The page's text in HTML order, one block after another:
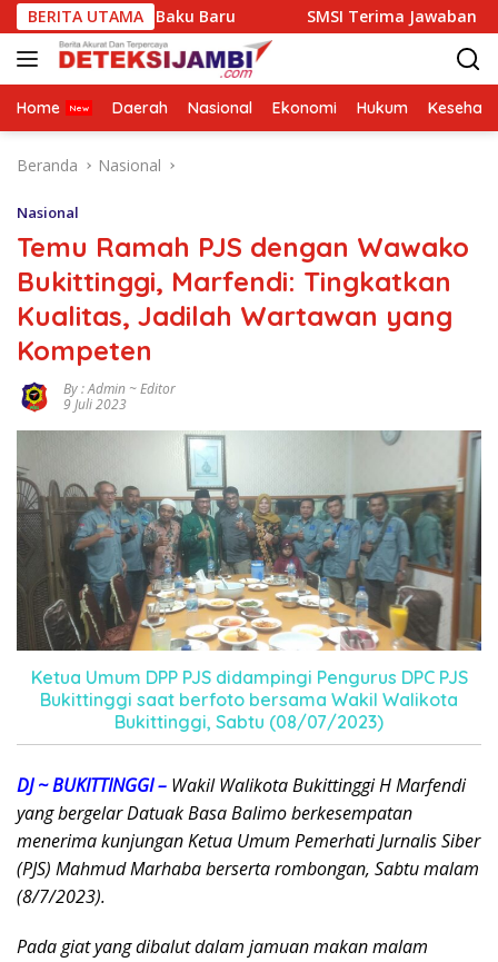
Langsung
ke
konten
BERITA UTAMA
Baku Baru SMSI Terima Jawaban Kejati Jambi Soal
Home Daerah Nasional Ekonomi Hukum
Beranda Nasional
Nasional
Temu Ramah PJS dengan Wawako
Bukittinggi, Marfendi: Tingkatkan
Kualitas, Jadilah Wartawan yang
Kompeten
By : Admin ~ Editor
9 Juli 2023
Ketua Umum DPP PJS didampingi Pengurus DPC PJS
Bukittinggi saat berfoto bersama Wakil Walikota
Bukittinggi, Sabtu (08/07/2023)
DJ ~ BUKITTINGGI – Wakil Walikota Bukittinggi H Marfendi
yang bergelar Datuak Basa Balimo berkesempatan
menerima kunjungan Ketua Umum Pemerhati Jurnalis Siber
(PJS) Mahmud Marhaba berserta rombongan, Sabtu malam
(8/7/2023).
Pada giat yang dibalut dalam jamuan makan malam